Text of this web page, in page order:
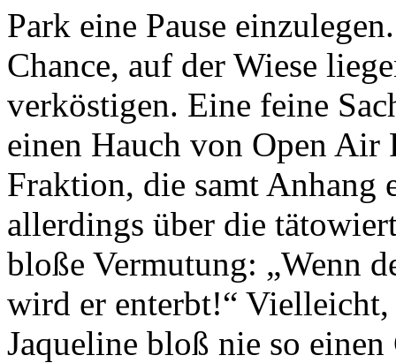
Park eine Pause
Chance, auf der Wiese
verköstigen. Eine feine
einen Hauch von Open Air
Fraktion, die samt Anhang
allerdings über die
bloße Vermutung: „Wenn
wird er enterbt!“
Jaqueline bloß nie so